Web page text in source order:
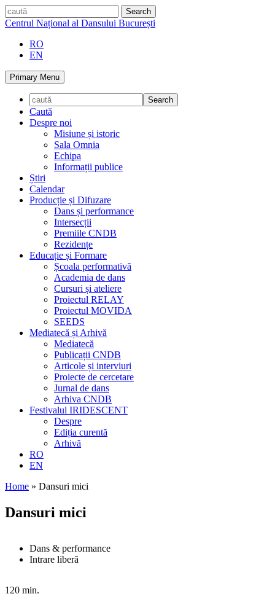
Skip
to
caută
Centrul Național al Dansului București
RO
EN
Primary Menu
Caută
Despre noi
Misiune și istoric
Sala Omnia
Echipa
Informații publice
Știri
Calendar
Producție și Difuzare
Dans și performance
Intersecții
Premiile CNDB
Rezidențe
Educație și Formare
Școala performativă
Academia de dans
Cursuri și ateliere
Proiectul RELAY
Proiectul MOVIDA
SEEDS
Mediatecă și Arhivă
Mediatecă
Publicații CNDB
Articole și interviuri
Proiecte de cercetare
Jurnal de dans
Arhiva CNDB
Festivalul IRIDESCENT
Despre
Ediția curentă
Arhivă
RO
EN
Home » Dansuri mici
Dansuri mici
Dans & performance
Intrare liberă
120 min.